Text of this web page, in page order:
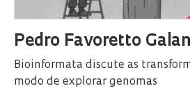
Pedro Favoretto
Bioinformata discute as
modo de explorar genomas